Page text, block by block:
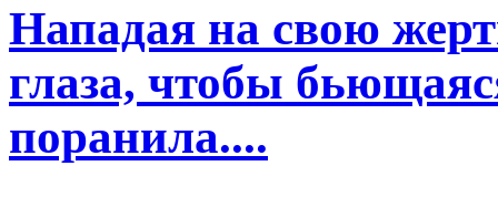
Нападая на свою
глаза, чтобы
поранила....